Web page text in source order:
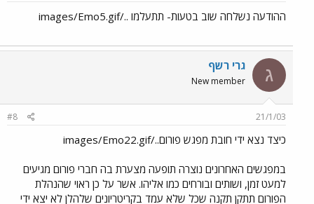
ההודעה נשלחה שוב בטעות- תתעלמו ../images/Emo5.gif
ג גרי רשף
New member
21/1/03
#8
כיצד נצא ידי חובת מפגש פורום../images/Emo22.gif
במפגשים האחרונים נוצרה תופעה מצערת בה חברי פורום מגיעים
למעט זמן, ושותים ובורחים כמו אליהו. אשר על כן ראוי שהנהלת
הפורום תתקן תקנה שכל שלא עמד בקריטריונים שלהלן לא יצא ידי